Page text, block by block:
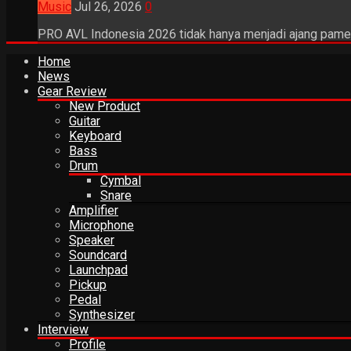
Music Jul 26, 2026 0
PRO AVL Indonesia 2026 tidak hanya menjadi ajang
Home
News
Gear Review
New Product
Guitar
Keyboard
Bass
Drum
Cymbal
Snare
Amplifier
Microphone
Speaker
Soundcard
Launchpad
Pickup
Pedal
Synthesizer
Interview
Profile